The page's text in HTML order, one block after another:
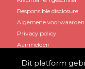
Responsible disclosure
Algemene voorwaarden
Privacy policy
Aanmelden
Dit platform